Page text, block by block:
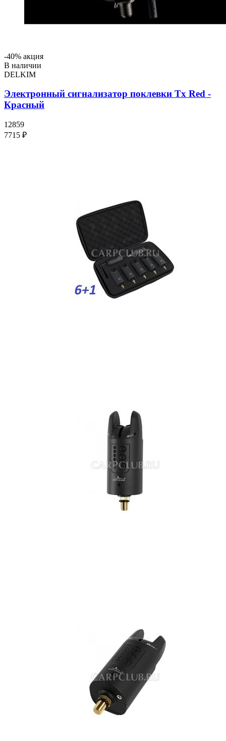
-40% акция
В наличии
DELKIM
Электронный сигнализатор поклевки Tx Red -
Красный
12859
7715 ₽